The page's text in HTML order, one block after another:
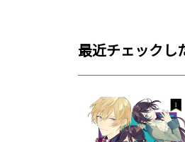
最近チェックし